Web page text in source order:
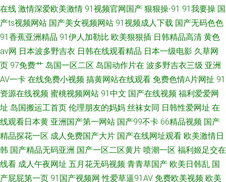
在线 激情深爱欧美激情 91视频官网国产 狠狠操-91 91我要操 国
产ts视频网站 国产美女视频网站 91视频成人下载 国产无码色色
91香蕉亚洲精品 91伊人加勒比 欧美狠狠插 日韩精品高清 黄色
av网 日本波多野吉衣 日韩在线观看精品 日本一级电影 久草网
页 97免费艹 岛国一区二区 岛国动作片在 波多野吉衣三级 亚洲
AV一卡 在线免费小视频 搞黄网站在线观看 免费色情A片网扯 91
资源在线视频 蜜桃视频网站 91中文 国产在线视频 福利爱爱网
址 岛国搬运工首页 伦理朋友的妈妈 丝袜女同 日韩性爱网址 在
线观看日本黄 亚洲国产第一网站 国产99不卡 66精品视频 国产
精品探花一区 成人免费国产大片 国产在线网址观看 欧美激情日
韩 国产精品无码亚洲 国产一区二区黄片 喷潮一区 福利姬足交在
线看 成人午夜网址 五月花无码视频 青青草国产 欧美日韩乱 国
产屁屁第一页 91国产视频网 性爱草逼91AV 免费欧美视频 欧美